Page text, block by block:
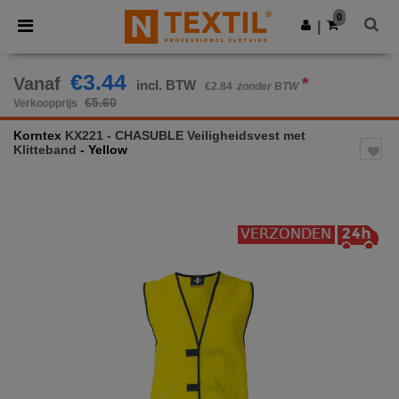
× Ntextil-app
Betere prijzen in de app!
Download app
0
Vanaf €3.44 incl. BTW €2.84 zonder BTW *
Verkoopprijs €5.60
Korntex KX221 - CHASUBLE Veiligheidsvest met
Klitteband - Yellow